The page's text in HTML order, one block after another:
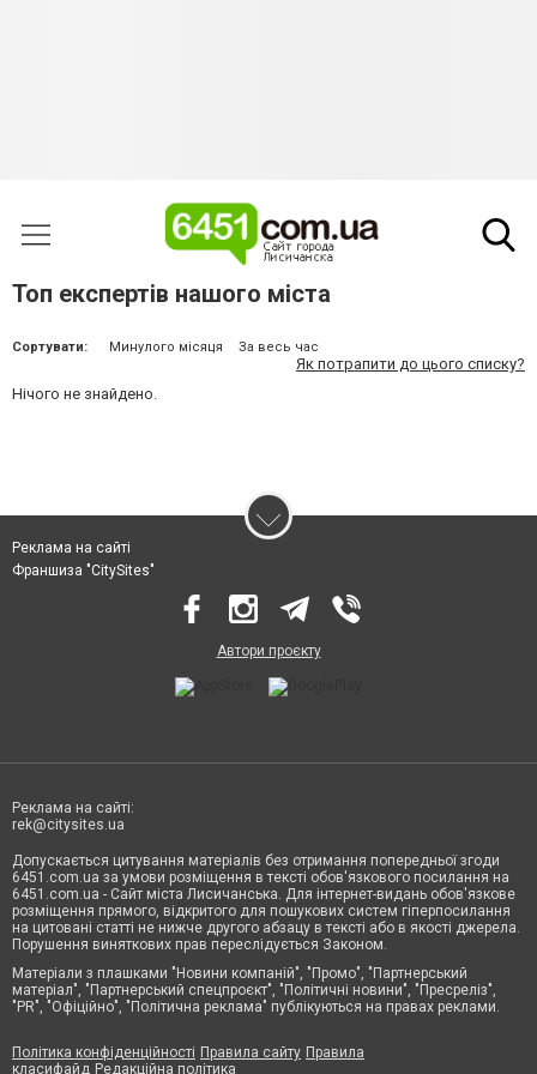
Топ експертів нашого міста
Сортувати: Минулого місяця За весь час
Як потрапити до цього списку?
Нічого не знайдено.
Реклама на сайті
Франшиза "CitySites"
Автори проєкту
Реклама на сайті:
rek@citysites.ua
Допускається цитування матеріалів без отримання попередньої згоди
6451.com.ua за умови розміщення в тексті обов'язкового посилання на
6451.com.ua - Сайт міста Лисичанська. Для інтернет-видань обов'язкове
розміщення прямого, відкритого для пошукових систем гіперпосилання
на цитовані статті не нижче другого абзацу в тексті або в якості джерела.
Порушення виняткових прав переслідується Законом.
Матеріали з плашками "Новини компаній", "Промо", "Партнерський
матеріал", "Партнерський спецпроєкт", "Політичні новини", "Пресреліз",
"PR", "Офіційно", "Політична реклама" публікуються на правах реклами.
Політика конфіденційності Правила сайту Правила
класифайд Редакційна політика